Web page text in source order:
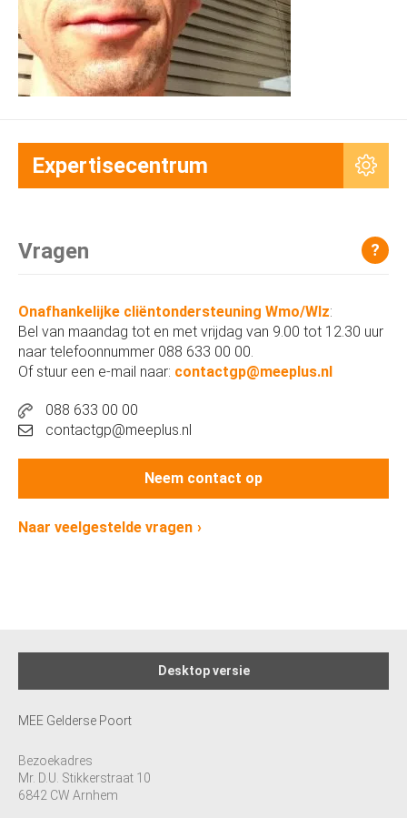
Expertisecentrum
Vragen ?
Onafhankelijke cliëntondersteuning Wmo/Wlz:
Bel van maandag tot en met vrijdag van 9.00 tot 12.30 uur
naar telefoonnummer 088 633 00 00.
Of stuur een e-mail naar: contactgp@meeplus.nl
088 633 00 00
contactgp@meeplus.nl
Neem contact op
Naar veelgestelde vragen
Desktop versie
MEE Gelderse Poort
Bezoekadres
Mr. D.U. Stikkerstraat 10
6842 CW Arnhem